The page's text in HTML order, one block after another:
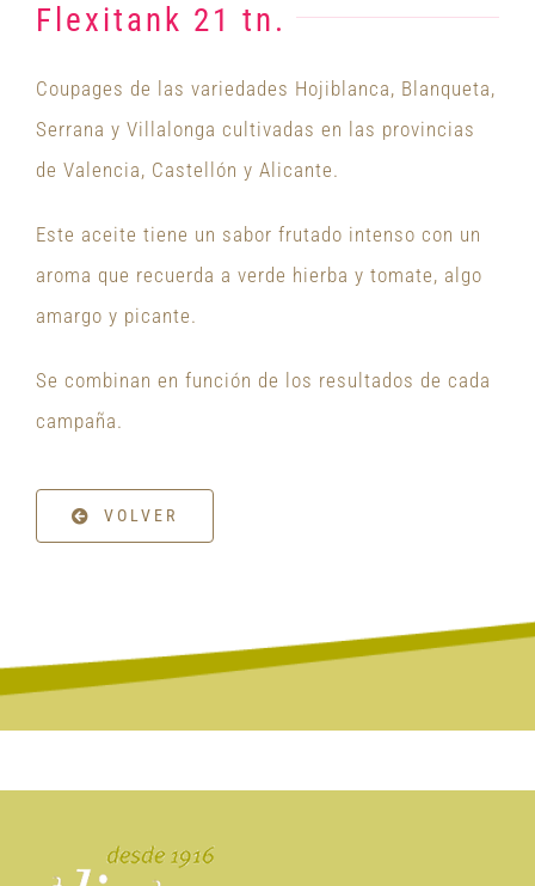
Flexitank 21 tn.
Coupages de las variedades Hojiblanca, Blanqueta,
Serrana y Villalonga cultivadas en las provincias
de Valencia, Castellón y Alicante.
Este aceite tiene un sabor frutado intenso con un
aroma que recuerda a verde hierba y tomate, algo
amargo y picante.
Se combinan en función de los resultados de cada
campaña.
VOLVER